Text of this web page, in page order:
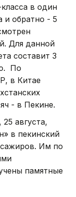
в один
и обратно - 5
Для данной
составит 3
По
в Китае
- в Пекине.
августа,
в пекинский
Им по
памятные